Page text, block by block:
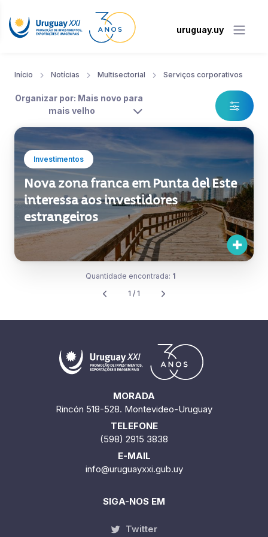
uruguay.uy
Início Notícias Multisectorial Serviços corporativos
Organizar por: Mais novo para
mais velho
Investimentos
Nova zona franca em Punta del Este
interessa aos investidores
estrangeiros
Quantidade encontrada: 1
1 / 1
MORADA
Rincón 518-528. Montevideo-Uruguay
TELEFONE
(598) 2915 3838
E-MAIL
info@uruguayxxi.gub.uy
SIGA-NOS EM
Twitter